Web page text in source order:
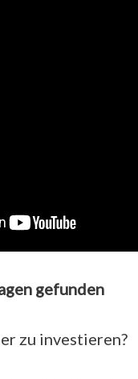
gefunden
zu investieren?